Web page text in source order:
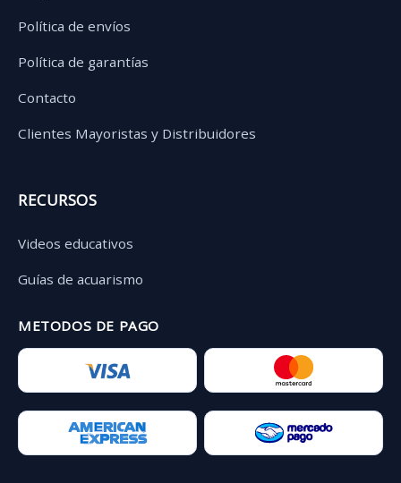
Política de envíos
Política de garantías
Contacto
Clientes Mayoristas y Distribuidores
RECURSOS
Videos educativos
Guías de acuarismo
METODOS DE PAGO